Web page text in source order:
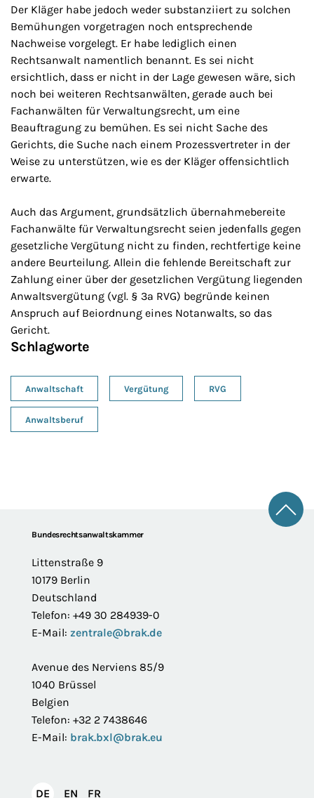
Der Kläger habe jedoch weder substanziiert zu solchen
Bemühungen vorgetragen noch entsprechende
Nachweise vorgelegt. Er habe lediglich einen
Rechtsanwalt namentlich benannt. Es sei nicht
ersichtlich, dass er nicht in der Lage gewesen wäre, sich
noch bei weiteren Rechtsanwälten, gerade auch bei
Fachanwälten für Verwaltungsrecht, um eine
Beauftragung zu bemühen. Es sei nicht Sache des
Gerichts, die Suche nach einem Prozessvertreter in der
Weise zu unterstützen, wie es der Kläger offensichtlich
erwarte.
Auch das Argument, grundsätzlich übernahmebereite
Fachanwälte für Verwaltungsrecht seien jedenfalls gegen
gesetzliche Vergütung nicht zu finden, rechtfertige keine
andere Beurteilung. Allein die fehlende Bereitschaft zur
Zahlung einer über der gesetzlichen Vergütung liegenden
Anwaltsvergütung (vgl. § 3a RVG) begründe keinen
Anspruch auf Beiordnung eines Notanwalts, so das
Gericht.
Schlagworte
Anwaltschaft Vergütung RVG
Anwaltsberuf
FooterBundesrechtsanwaltskammer
Littenstraße 9
10179 Berlin
Deutschland
Telefon: +49 30 284939-0
E-Mail: zentrale@brak.de
Avenue des Nerviens 85/9
1040 Brüssel
Belgien
Telefon: +32 2 7438646
E-Mail: brak.bxl@brak.eu
DE EN English
FR